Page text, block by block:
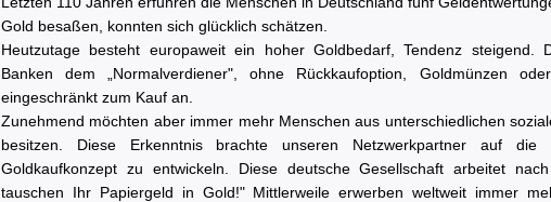
Gold besaßen, konnten sich glücklich schätzen.
Heutzutage besteht europaweit ein hoher Goldbedarf, Tendenz steigend.
Banken dem „Normalverdiener", ohne Rückkaufoption, Goldmünzen
eingeschränkt zum Kauf an.
Zunehmend möchten aber immer mehr Menschen aus unterschiedlichen
besitzen. Diese Erkenntnis brachte unseren Netzwerkpartner auf
Goldkaufkonzept zu entwickeln. Diese deutsche Gesellschaft arbeitet
tauschen Ihr Papiergeld in Gold!" Mittlerweile erwerben weltweit immer